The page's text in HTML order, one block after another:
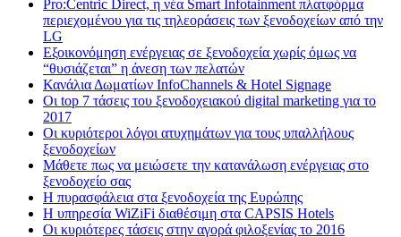
Pro:Centric Direct, η νέα Smart Infotainment πλατφόρμα
περιεχομένου για τις τηλεοράσεις των ξενοδοχείων από την
LG
Εξοικονόμηση ενέργειας σε ξενοδοχεία χωρίς όμως να
“θυσιάζεται” η άνεση των πελατών
Κανάλια Δωματίων InfoChannels & Hotel Signage
Οι top 7 τάσεις του ξενοδοχειακού digital marketing για το
2017
Οι κυριότεροι λόγοι ατυχημάτων για τους υπαλλήλους
ξενοδοχείων
Μάθετε πως να μειώσετε την κατανάλωση ενέργειας στο
ξενοδοχείο σας
Η πυρασφάλεια στα ξενοδοχεία της Ευρώπης
Η υπηρεσία WiZiFi διαθέσιμη στα CAPSIS Hotels
Οι κυριότερες τάσεις στην αγορά φιλοξενίας το 2016